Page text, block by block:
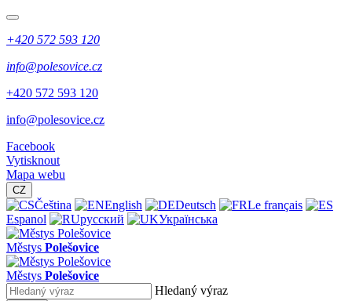
+420 572 593 120
info@polesovice.cz
+420 572 593 120
info@polesovice.cz
Facebook
Vytisknout
Mapa webu
CZ
Čeština English Deutsch
Le français
Espanol
русский Українська
Městys Polešovice
Městys Polešovice
Hledaný výraz